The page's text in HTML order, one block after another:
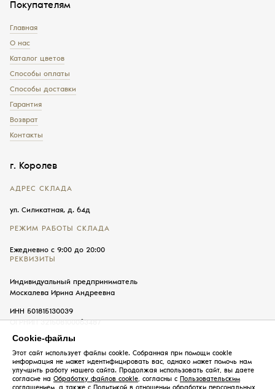
г. Королев
АДРЕС СКЛАДА
ул. Силикатная, д. 64д
РЕЖИМ РАБОТЫ СКЛАДА
Ежедневно с 9:00 до 20:00
РЕКВИЗИТЫ
Индивидуальный предприниматель
Москалева Ирина Андреевна
ИНН 501815130039
ОГРНИП 321508100063487
Покупателям
Главная
О нас
Каталог цветов
Способы оплаты
Способы доставки
Гарантия
Возврат
Контакты
© 2026, Росцвет — цветы в Королеве оптом и в розницу
Cookie-файлы
Этот сайт использует файлы cookie. Собранная при помощи cookie
информация не может идентифицировать вас, однако может помочь нам
улучшить работу нашего сайта. Продолжая использовать сайт, вы даете
согласие на Обработку файлов cookie, согласны с Пользовательским